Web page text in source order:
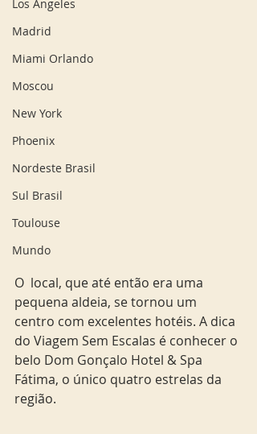
Los Angeles
Madrid
Miami Orlando
Moscou
New York
Phoenix
Nordeste Brasil
Sul Brasil
Toulouse
Mundo
O  local, que até então era uma
pequena aldeia, se tornou um
centro com excelentes hotéis. A dica
do Viagem Sem Escalas é conhecer o
belo Dom Gonçalo Hotel & Spa
Fátima, o único quatro estrelas da
região.